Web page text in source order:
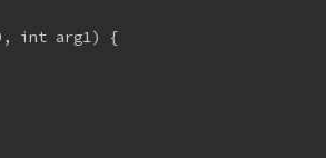
int arg1) {